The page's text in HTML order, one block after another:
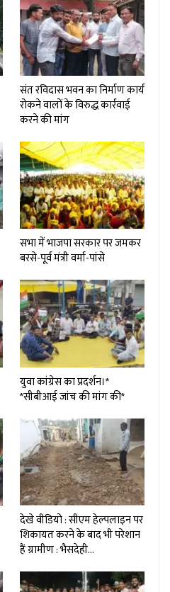
संत रविदास भवन का निर्माण कार्य
रोकने वालों के विरुद्ध कार्रवाई
करने की मांग
सभा में भाजपा सरकार पर जमकर
बरसे-पूर्व मंत्री वर्मा-पांसे
युवा कांग्रेस का प्रदर्शन।*
*सीबीआई जांच की मांग की*
देखे वीडियो : सीएम हेल्पलाइन पर
शिकायत करने के बाद भी परेशान
हैं ग्रामीण : भैसदेही…